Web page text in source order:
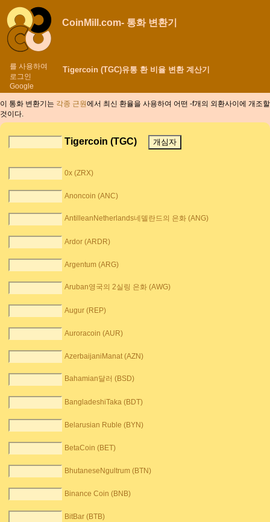
를 사용하여
로그인
Google
CoinMill.com- 통화 변환기
Tigercoin (TGC)유통 환 비율 변환 계산기
이 통화 변환기는 각종 근원에서 최신 환율을 사용하여 어떤 -f개의 외환사이에 개조할
것이다.
Tigercoin (TGC)
0x (ZRX)
Anoncoin (ANC)
AntilleanNetherlands네델란드의 은화 (ANG)
Ardor (ARDR)
Argentum (ARG)
Aruban영국의 2실링 은화 (AWG)
Augur (REP)
Auroracoin (AUR)
AzerbaijaniManat (AZN)
Bahamian달러 (BSD)
BangladeshiTaka (BDT)
Belarusian Ruble (BYN)
BetaCoin (BET)
BhutaneseNgultrum (BTN)
Binance Coin (BNB)
BitBar (BTB)